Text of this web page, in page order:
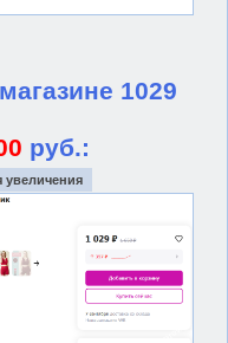
1029
руб.:
увеличения